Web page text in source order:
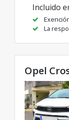
Incluido
La
Opel